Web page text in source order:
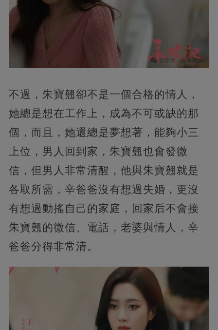
不過，朱寶翹卻不是一個合格的情人，
她總是想在工作上，成為不可或缺的那
個，而且，她還總是夢想著，能夠小三
上位，男人回到家，朱寶翹也會發微
信，但男人非常清醒，他與朱寶翹就是
各取所需，辛爸爸沒有想過失婚，更沒
有想過動搖自己的家庭，回家后不會接
朱寶翹的微信、電話，老婆與情人，辛
爸爸分得非常清。